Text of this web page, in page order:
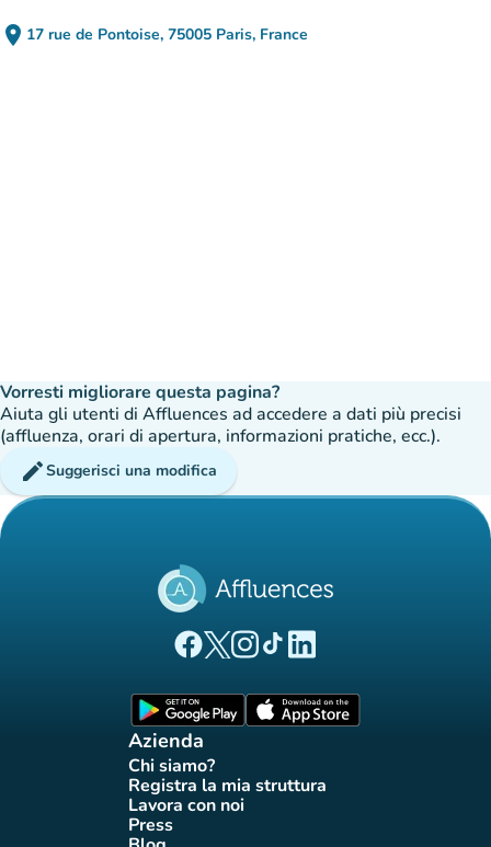
place 17 rue de Pontoise, 75005 Paris, France
(apri in Google Maps)
(nuova scheda)
Vorresti migliorare questa pagina?
Aiuta gli utenti di Affluences ad accedere a dati più precisi
(affluenza, orari di apertura, informazioni pratiche, ecc.).
editSuggerisci una modifica
(nuova scheda)
(nuova scheda)
(nuova scheda)
(nuova scheda)
(nuova scheda)
Azienda
Chi siamo?(nuova scheda)
Registra la mia struttura
(nuova scheda)
Lavora con noi
(nuova scheda)
Press(nuova scheda)